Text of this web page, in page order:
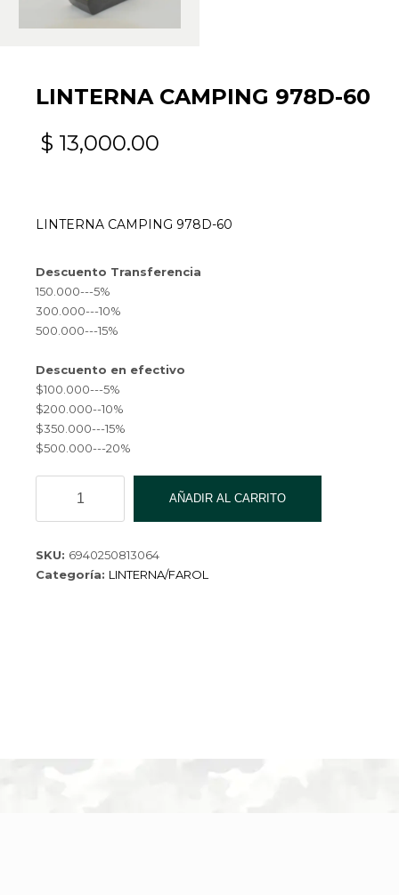
LINTERNA CAMPING 978D-60
$ 13,000.00
LINTERNA CAMPING 978D-60
Descuento Transferencia
150.000---5%
300.000---10%
500.000---15%
Descuento en efectivo
$100.000---5%
$200.000--10%
$350.000---15%
$500.000---20%
CAMPING
978D-
cantidad
AÑADIR AL CARRITO
SKU: 6940250813064
Categoría: LINTERNA/FAROL